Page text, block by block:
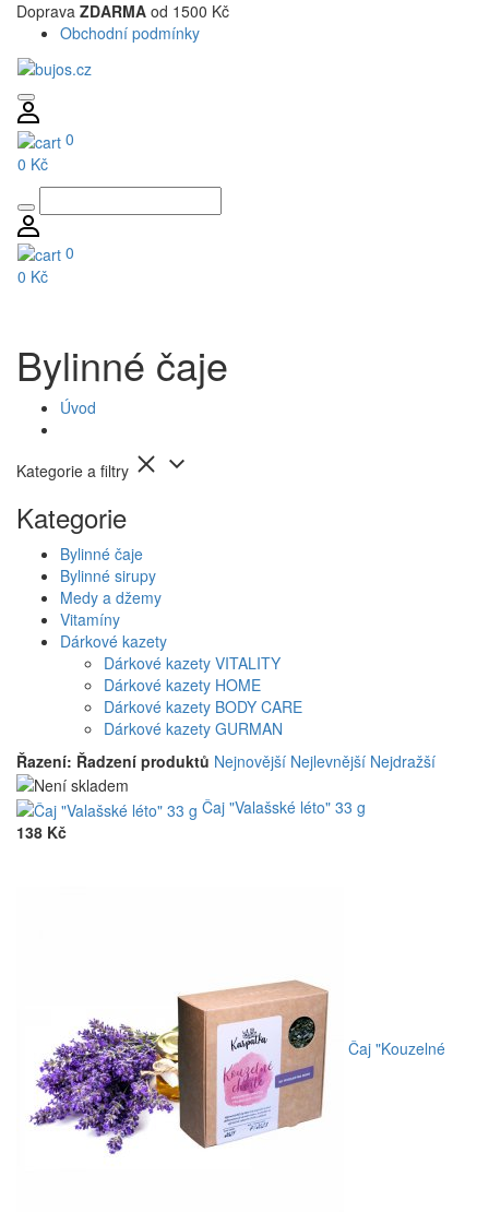
Doprava ZDARMA od 1500 Kč
Obchodní podmínky
0
0 Kč
0
0 Kč
Bylinné čaje
Úvod
Kategorie a filtry
Kategorie
Bylinné čaje
Bylinné sirupy
Medy a džemy
Vitamíny
Dárkové kazety
Dárkové kazety VITALITY
Dárkové kazety HOME
Dárkové kazety BODY CARE
Dárkové kazety GURMAN
Řazení: Řadzení produktů Nejnovější Nejlevnější Nejdražší
Čaj "Valašské léto" 33 g
138 Kč
Čaj "Kouzelné